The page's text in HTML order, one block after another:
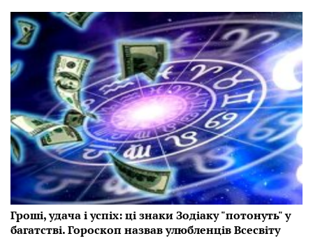
Гроші, удача і успіх: ці знаки Зодіаку "потонуть" у
багатстві. Гороскоп назвав улюбленців Всесвіту